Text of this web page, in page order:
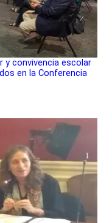
y convivencia escolar
en la Conferencia